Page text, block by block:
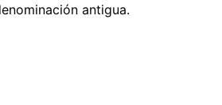
antigua.